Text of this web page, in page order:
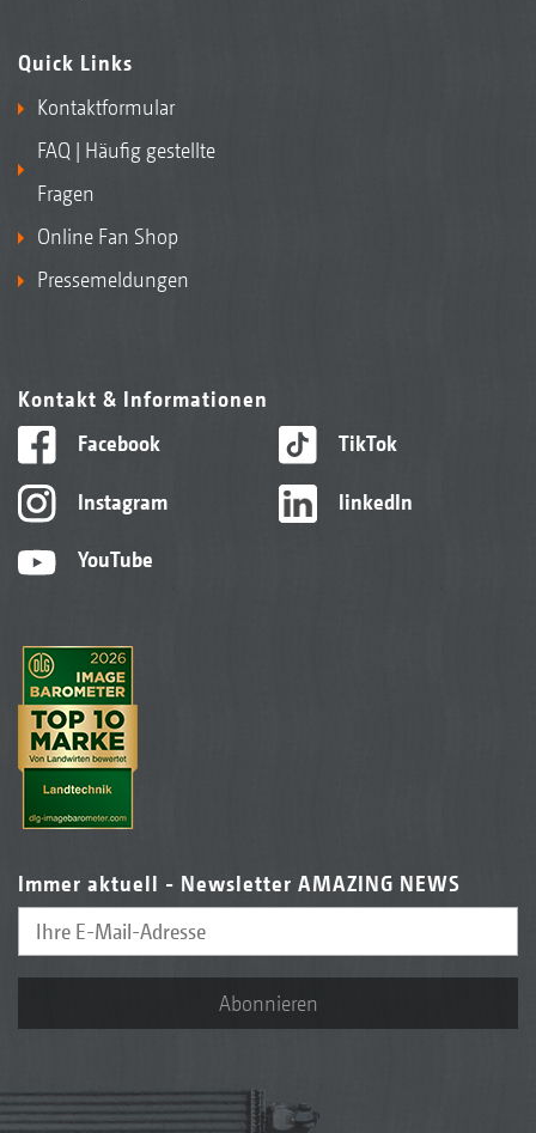
Quick Links
Kontaktformular
FAQ | Häufig gestellte
Fragen
Online Fan Shop
Pressemeldungen
Kontakt & Informationen
Facebook
Instagram
YouTube
TikTok
linkedIn
Immer aktuell - Newsletter AMAZING NEWS
Abonnieren